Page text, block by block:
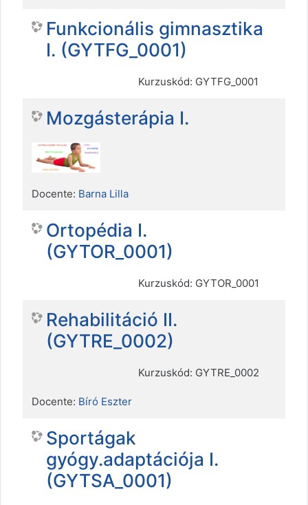
Funkcionális gimnasztika
I. (GYTFG_0001)
Kurzuskód: GYTFG_0001
Mozgásterápia I.
Docente: Barna Lilla
Ortopédia I.
(GYTOR_0001)
Kurzuskód: GYTOR_0001
Rehabilitáció II.
(GYTRE_0002)
Kurzuskód: GYTRE_0002
Docente: Bíró Eszter
Sportágak
gyógy.adaptációja I.
(GYTSA_0001)